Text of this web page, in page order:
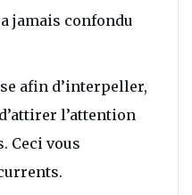
jamais confondu
afin d’interpeller,
l’attention
Ceci vous